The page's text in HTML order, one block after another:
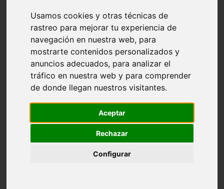
Usamos cookies y otras técnicas de
rastreo para mejorar tu experiencia de
navegación en nuestra web, para
mostrarte contenidos personalizados y
anuncios adecuados, para analizar el
tráfico en nuestra web y para comprender
de donde llegan nuestros visitantes.
Aceptar
Rechazar
Configurar
ventas
aves
marketing
bienestar
peque os mam feros
verano
legislaci n
peluquer a
peluquer a canina
consejos
protagonistas